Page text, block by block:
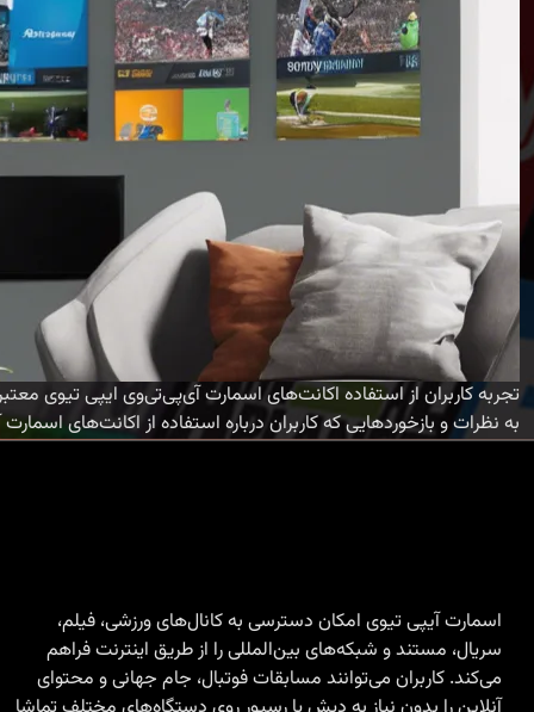
به نظرات و بازخوردهایی که کاربران درباره استفاده از اکانت‌های
اسمارت آیپی تیوی امکان دسترسی به کانال‌های ورزشی، فیلم،
سریال، مستند و شبکه‌های بین‌المللی را از طریق اینترنت فراهم
می‌کند. کاربران می‌توانند مسابقات فوتبال، جام جهانی و محتوای